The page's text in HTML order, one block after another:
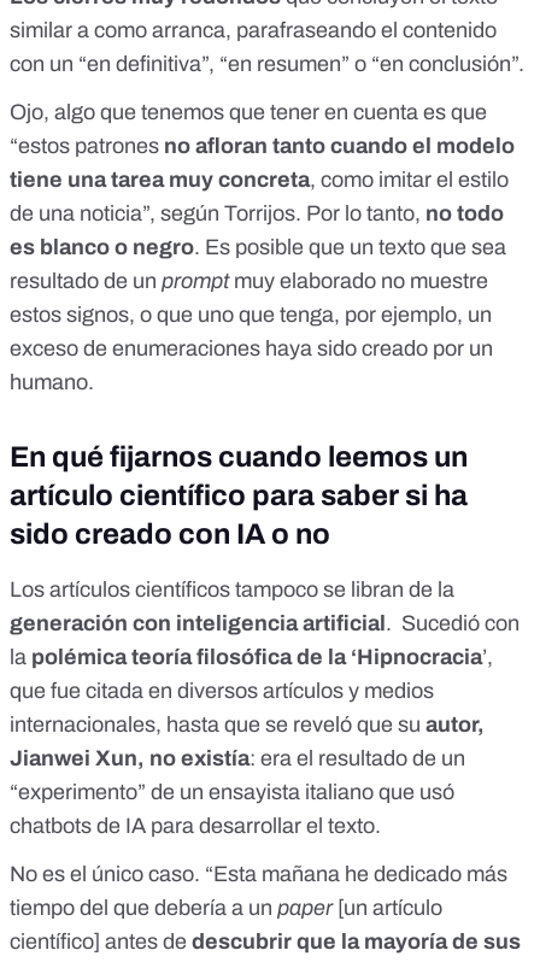
similar a como arranca, parafraseando el contenido
con un “en definitiva”, “en resumen” o “en conclusión”.
Ojo, algo que tenemos que tener en cuenta es que
“estos patrones no afloran tanto cuando el modelo
tiene una tarea muy concreta, como imitar el estilo
de una noticia”, según Torrijos. Por lo tanto, no todo
es blanco o negro. Es posible que un texto que sea
resultado de un prompt muy elaborado no muestre
estos signos, o que uno que tenga, por ejemplo, un
exceso de enumeraciones haya sido creado por un
humano.
En qué fijarnos cuando leemos un
artículo científico para saber si ha
sido creado con IA o no
Los artículos científicos tampoco se libran de la
generación con inteligencia artificial . Sucedió con
la polémica teoría filosófica de la ‘Hipnocracia’,
que fue citada en diversos artículos y medios
internacionales, hasta que se reveló que su autor,
Jianwei Xun, no existía: era el resultado de un
“experimento” de un ensayista italiano que usó
chatbots de IA para desarrollar el texto.
No es el único caso. “Esta mañana he dedicado más
tiempo del que debería a un paper [un artículo
científico] antes de descubrir que la mayoría de sus